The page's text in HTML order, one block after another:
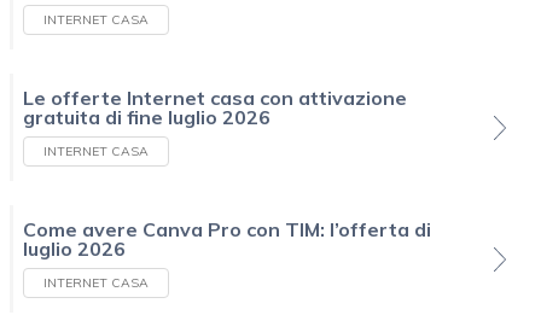
INTERNET CASA
Le offerte Internet casa con attivazione
gratuita di fine luglio 2026
INTERNET CASA
Come avere Canva Pro con TIM: l’offerta di
luglio 2026
INTERNET CASA